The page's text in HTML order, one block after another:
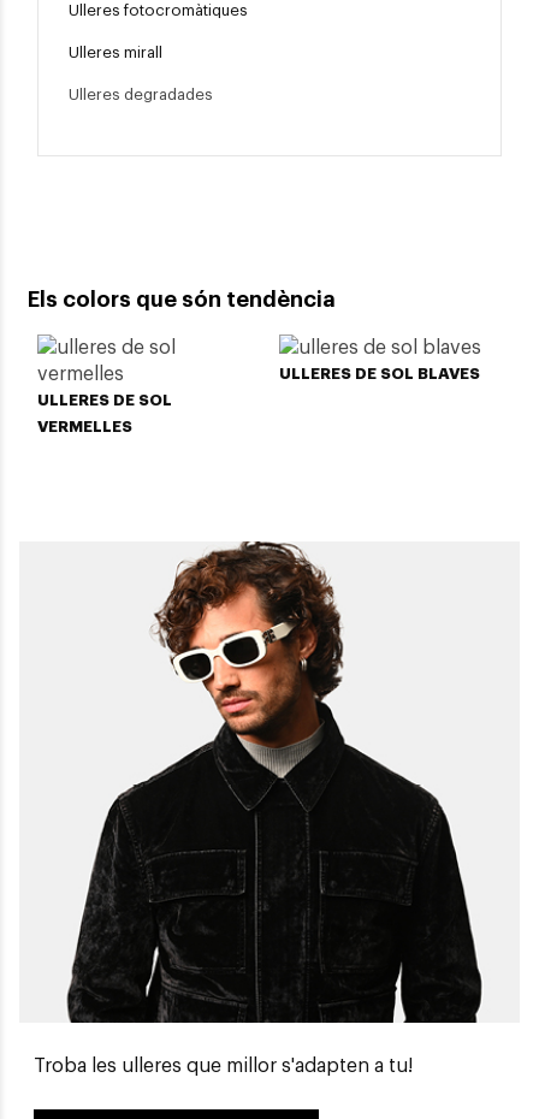
Ulleres fotocromàtiques
Ulleres mirall
Ulleres degradades
Els colors que són tendència
ULLERES DE SOL
VERMELLES
ULLERES DE SOL BLAVES
Troba les ulleres que millor s'adapten a tu!